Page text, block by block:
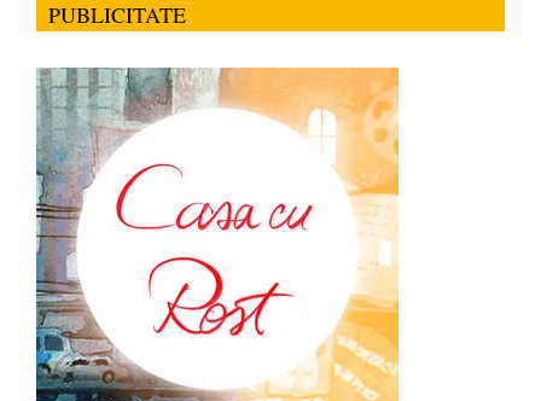
PUBLICITATE